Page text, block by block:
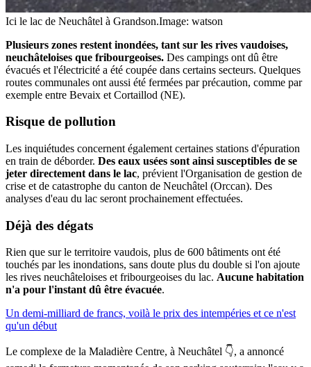
Ici le lac de Neuchâtel à Grandson.Image: watson
Plusieurs zones restent inondées, tant sur les rives vaudoises,
neuchâteloises que fribourgeoises. Des campings ont dû être
évacués et l'électricité a été coupée dans certains secteurs. Quelques
routes communales ont aussi été fermées par précaution, comme par
exemple entre Bevaix et Cortaillod (NE).
Risque de pollution
Les inquiétudes concernent également certaines stations d'épuration
en train de déborder. Des eaux usées sont ainsi susceptibles de se
jeter directement dans le lac, prévient l'Organisation de gestion de
crise et de catastrophe du canton de Neuchâtel (Orccan). Des
analyses d'eau du lac seront prochainement effectuées.
Déjà des dégats
Rien que sur le territoire vaudois, plus de 600 bâtiments ont été
touchés par les inondations, sans doute plus du double si l'on ajoute
les rives neuchâteloises et fribourgeoises du lac. Aucune habitation
n'a pour l'instant dû être évacuée.
Un demi-milliard de francs, voilà le prix des intempéries et ce n'est
qu'un début
Le complexe de la Maladière Centre, à Neuchâtel 👇, a annoncé